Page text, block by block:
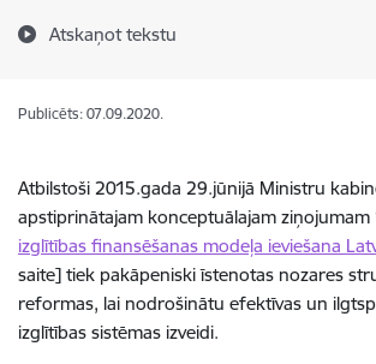
Atskaņot tekstu
Publicēts: 07.09.2020.
Atbilstoši 2015.gada 29.jūnijā Ministru
apstiprinātajam konceptuālajam ziņojumam
izglītības finansēšanas modeļa ieviešana
saite] tiek pakāpeniski īstenotas nozares
reformas, lai nodrošinātu efektīvas un
izglītības sistēmas izveidi.